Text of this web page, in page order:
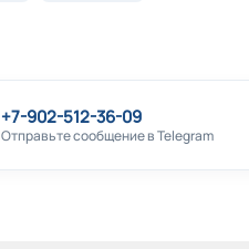
+7-902-512-36-09
Отправьте сообщение в Telegram